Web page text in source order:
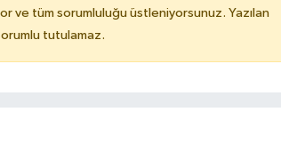
ve tüm sorumluluğu üstleniyorsunuz. Yazılan
tutulamaz.